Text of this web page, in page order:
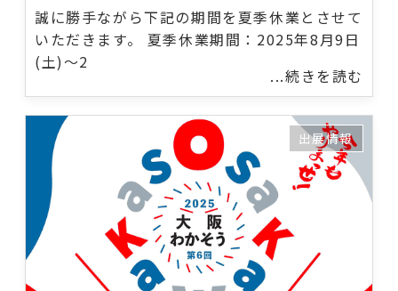
誠に勝手ながら下記の期間を夏季休業とさせて
いただきます。 夏季休業期間：2025年8月9日
(土)～2
...続きを読む
出展情報